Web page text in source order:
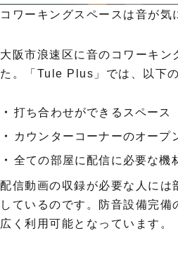
コワーキングスペースは音が
大阪市浪速区に音のコワーキ
た。「Tule Plus」では、以下
打ち合わせができるスペース
カウンターコーナーのオープ
全ての部屋に配信に必要な機
配信動画の収録が必要な人に
しているのです。防音設備完
広く利用可能となっています。